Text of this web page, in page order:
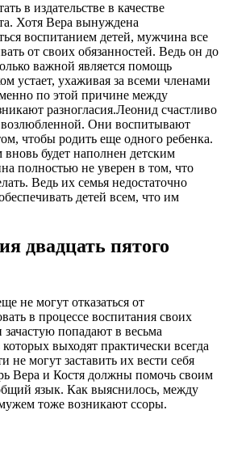
в издательстве в качестве
Хотя Вера вынуждена
воспитанием детей, мужчина все
от своих обязанностей. Ведь он до
важной является помощь
устает, ухаживая за всеми членами
по этой причине между
разногласия.Леонид счастливо
возлюбленной. Они воспитывают
чтобы родить еще одного ребенка.
будет наполнен детским
полностью не уверен в том, что
Ведь их семья недостаточно
детей всем, что им
двадцать пятого
не могут отказаться от
в процессе воспитания своих
попадают в весьма
выходят практически всегда
не могут заставить их вести себя
Вера и Костя должны помочь своим
язык. Как выяснилось, между
тоже возникают ссоры.